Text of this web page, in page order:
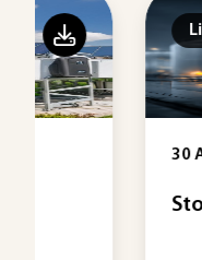
Livre blanc
30 Avril 2026
Stockage :